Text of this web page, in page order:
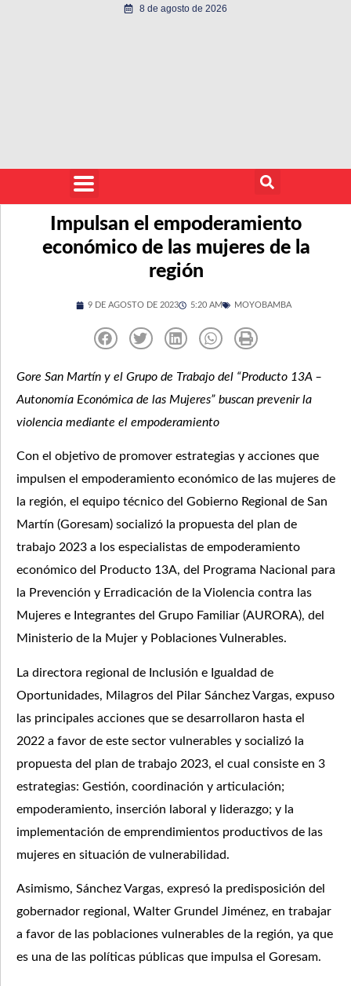
8 de agosto de 2026
Impulsan el empoderamiento
económico de las mujeres de la
región
9 DE AGOSTO DE 2023 5:20 AM MOYOBAMBA
Gore San Martín y el Grupo de Trabajo del “Producto 13A –
Autonomía Económica de las Mujeres” buscan prevenirla
violencia mediante el empoderamiento
Con el objetivo de promover estrategias y acciones que
impulsen el empoderamiento económico de las mujeres de
la región, el equipo técnico del Gobierno Regional de San
Martín (Goresam) socializó la propuesta del plan de
trabajo 2023 a los especialistas de empoderamiento
económico del Producto 13A, del Programa Nacional para
la Prevención y Erradicación de la Violencia contra las
Mujeres e Integrantes del Grupo Familiar (AURORA), del
Ministerio de la Mujer y Poblaciones Vulnerables.
La directora regional de Inclusión e Igualdad de
Oportunidades, Milagros del Pilar Sánchez Vargas, expuso
las principales acciones que se desarrollaron hasta el
2022 a favor de este sector vulnerables y socializó la
propuesta del plan de trabajo 2023, el cual consiste en 3
estrategias: Gestión, coordinación y articulación;
empoderamiento, inserción laboral y liderazgo; y la
implementación de emprendimientos productivos de las
mujeres en situación de vulnerabilidad.
Asimismo, Sánchez Vargas, expresó la predisposición del
gobernador regional, Walter Grundel Jiménez, en trabajar
a favor de las poblaciones vulnerables de la región, ya que
es una de las políticas públicas que impulsa el Goresam.